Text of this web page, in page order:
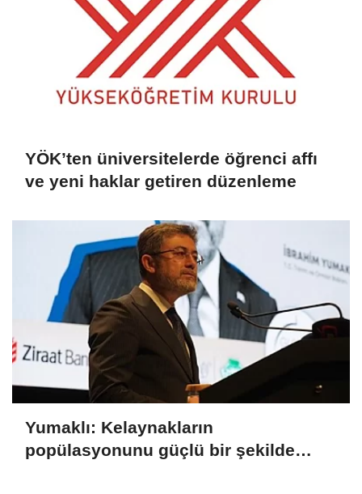
YÖK’ten üniversitelerde öğrenci affı
ve yeni haklar getiren düzenleme
Yumaklı: Kelaynakların
popülasyonunu güçlü bir şekilde